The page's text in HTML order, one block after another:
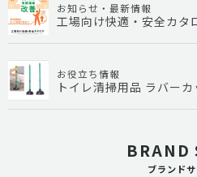
お知らせ・最新情報
工場向け快適・安全カタ
お役立ち情報
トイレ清掃用品 ラバー
BRAND
ブランド